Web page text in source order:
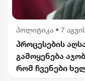
პოლიტიკა • 7
პროცესების
გამოყენება
რომ ჩვენები